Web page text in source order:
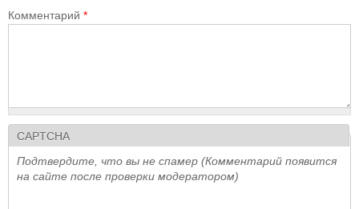
Комментарий *
CAPTCHA
Подтвердите, что вы не спамер (Комментарий появится
на сайте после проверки модератором)